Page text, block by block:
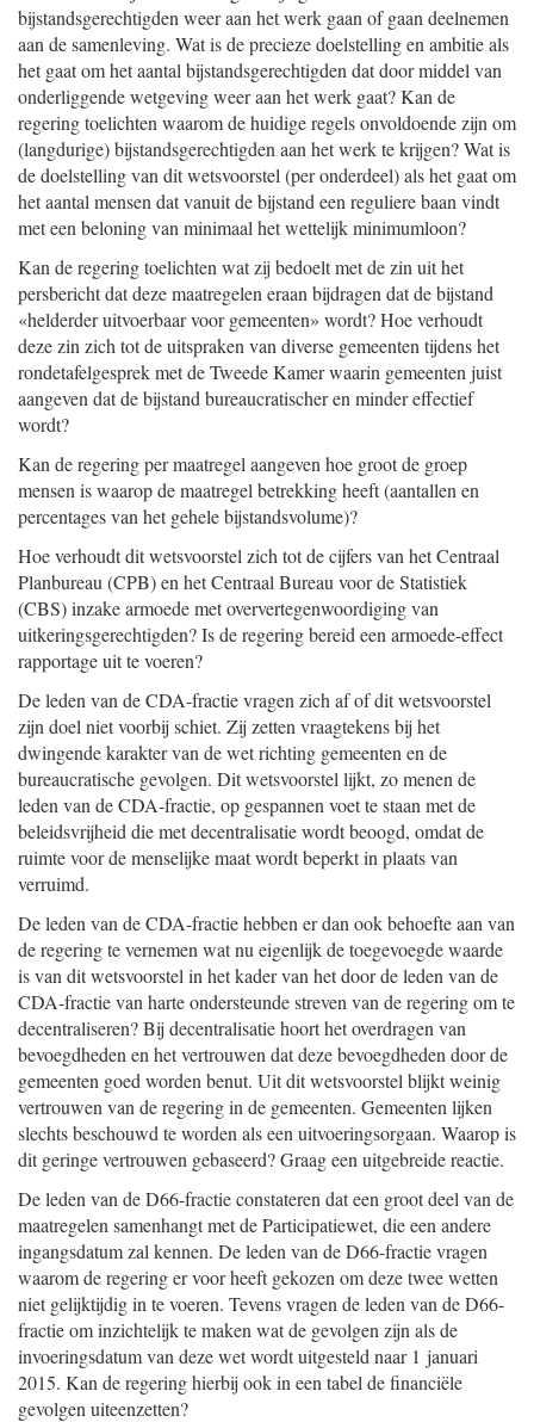
bijstandsgerechtigden weer aan het werk gaan of gaan deelnemen
aan de samenleving. Wat is de precieze doelstelling en ambitie als
het gaat om het aantal bijstandsgerechtigden dat door middel van
onderliggende wetgeving weer aan het werk gaat? Kan de
regering toelichten waarom de huidige regels onvoldoende zijn om
(langdurige) bijstandsgerechtigden aan het werk te krijgen? Wat is
de doelstelling van dit wetsvoorstel (per onderdeel) als het gaat om
het aantal mensen dat vanuit de bijstand een reguliere baan vindt
met een beloning van minimaal het wettelijk minimumloon?
Kan de regering toelichten wat zij bedoelt met de zin uit het
persbericht dat deze maatregelen eraan bijdragen dat de bijstand
«helderder uitvoerbaar voor gemeenten» wordt? Hoe verhoudt
deze zin zich tot de uitspraken van diverse gemeenten tijdens het
rondetafelgesprek met de Tweede Kamer waarin gemeenten juist
aangeven dat de bijstand bureaucratischer en minder effectief
wordt?
Kan de regering per maatregel aangeven hoe groot de groep
mensen is waarop de maatregel betrekking heeft (aantallen en
percentages van het gehele bijstandsvolume)?
Hoe verhoudt dit wetsvoorstel zich tot de cijfers van het Centraal
Planbureau (CPB) en het Centraal Bureau voor de Statistiek
(CBS) inzake armoede met oververtegenwoordiging van
uitkeringsgerechtigden? Is de regering bereid een armoede-effect
rapportage uit te voeren?
De leden van de CDA-fractie vragen zich af of dit wetsvoorstel
zijn doel niet voorbij schiet. Zij zetten vraagtekens bij het
dwingende karakter van de wet richting gemeenten en de
bureaucratische gevolgen. Dit wetsvoorstel lijkt, zo menen de
leden van de CDA-fractie, op gespannen voet te staan met de
beleidsvrijheid die met decentralisatie wordt beoogd, omdat de
ruimte voor de menselijke maat wordt beperkt in plaats van
verruimd.
De leden van de CDA-fractie hebben er dan ook behoefte aan van
de regering te vernemen wat nu eigenlijk de toegevoegde waarde
is van dit wetsvoorstel in het kader van het door de leden van de
CDA-fractie van harte ondersteunde streven van de regering om te
decentraliseren? Bij decentralisatie hoort het overdragen van
bevoegdheden en het vertrouwen dat deze bevoegdheden door de
gemeenten goed worden benut. Uit dit wetsvoorstel blijkt weinig
vertrouwen van de regering in de gemeenten. Gemeenten lijken
slechts beschouwd te worden als een uitvoeringsorgaan. Waarop is
dit geringe vertrouwen gebaseerd? Graag een uitgebreide reactie.
De leden van de D66-fractie constateren dat een groot deel van de
maatregelen samenhangt met de Participatiewet, die een andere
ingangsdatum zal kennen. De leden van de D66-fractie vragen
waarom de regering er voor heeft gekozen om deze twee wetten
niet gelijktijdig in te voeren. Tevens vragen de leden van de D66-
fractie om inzichtelijk te maken wat de gevolgen zijn als de
invoeringsdatum van deze wet wordt uitgesteld naar 1 januari
2015. Kan de regering hierbij ook in een tabel de financiële
gevolgen uiteenzetten?